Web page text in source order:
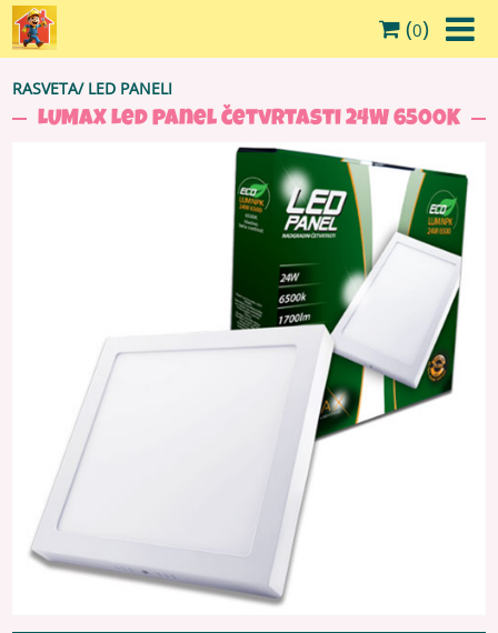
(0)
RASVETA/ LED PANELI
LUMAX Led panel četvrtasti 24W 6500K